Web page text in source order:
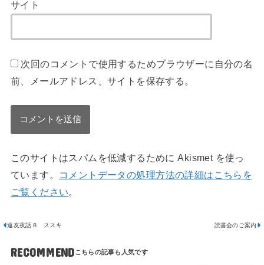
サイト
次回のコメントで使用するためブラウザーに自分の名
前、メールアドレス、サイトを保存する。
このサイトはスパムを低減するために Akismet を使っ
ています。
コメントデータの処理方法の詳細はこちらを
ご覧ください。
遠友夜話８ ススキ 読書会のご案内
RECOMMEND